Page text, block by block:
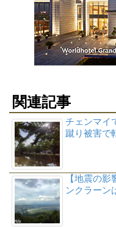
関連記事
チェンマイ
蹴り被害で
【地震の
ンクラーン